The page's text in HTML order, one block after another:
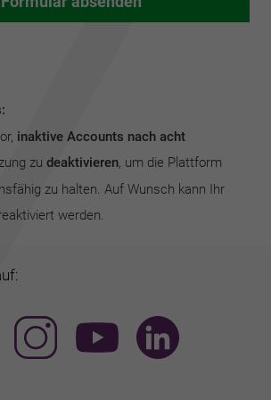
inaktive Accounts nach acht
zu deaktivieren, um die Plattform
zu halten. Auf Wunsch kann Ihr
werden.